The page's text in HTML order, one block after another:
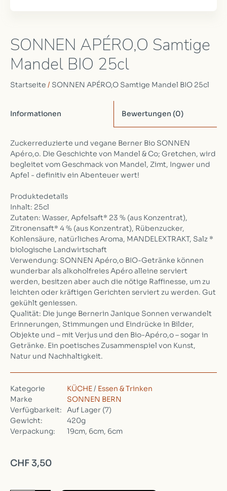
SONNEN APÉRO,O Samtige
Mandel BIO 25cl
Startseite / SONNEN APÉRO,O Samtige Mandel BIO 25cl
Informationen Bewertungen (0)
Zuckerreduzierte und vegane Berner Bio SONNEN
Apéro,o. Die Geschichte von Mandel & Co; Gretchen, wird
begleitet vom Geschmack von Mandel, Zimt, Ingwer und
Apfel - definitiv ein Abenteuer wert!
Produktedetails
Inhalt: 25cl
Zutaten: Wasser, Apfelsaft* 23 % (aus Konzentrat),
Zitronensaft* 4 % (aus Konzentrat), Rübenzucker,
Kohlensäure, natürliches Aroma, MANDELEXTRAKT, Salz *
biologische Landwirtschaft
Verwendung: SONNEN Apéro,o BIO-Getränke können
wunderbar als alkoholfreies Apéro alleine serviert
werden, besitzen aber auch die nötige Raffinesse, um zu
leichten oder kräftigen Gerichten serviert zu werden. Gut
gekühlt geniessen.
Qualität: Die junge Bernerin Janique Sonnen verwandelt
Erinnerungen, Stimmungen und Eindrücke in Bilder,
Objekte und – mit Verjus und den Bio-Apéro,o – sogar in
Getränke. Ein poetisches Zusammenspiel von Kunst,
Natur und Nachhaltigkeit.
Kategorie KÜCHE / Essen & Trinken
Marke
SONNEN BERN
Verfügbarkeit:
Auf Lager (7)
Gewicht:
420g
Verpackung:
19cm, 6cm, 6cm
CHF 3,50